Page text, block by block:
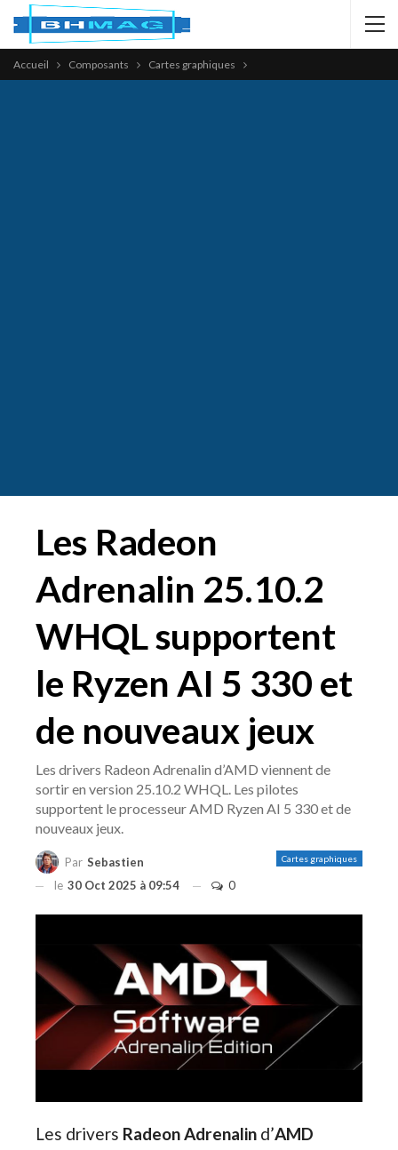
Accueil Composants Cartes graphiques
Les Radeon
Adrenalin 25.10.2
WHQL supportent
le Ryzen AI 5 330 et
de nouveaux jeux
Les drivers Radeon Adrenalin d’AMD viennent de
sortir en version 25.10.2 WHQL. Les pilotes
supportent le processeur AMD Ryzen AI 5 330 et de
nouveaux jeux.
Cartes graphiques
Par Sebastien
le 30 Oct 2025 à 09:54 0
Les drivers Radeon Adrenalin d’AMD